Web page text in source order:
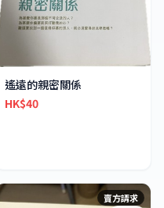
遙遠的親密關係
HK$40
賣方請求